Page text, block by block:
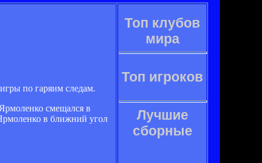
по гаряим следам.
смещался в
в ближний угол
Топ клубов
мира
Топ игроков
Лучшие
сборные